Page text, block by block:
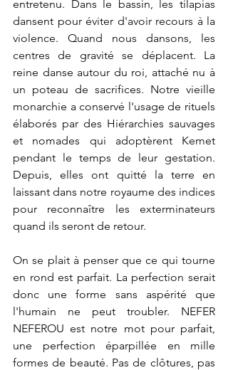
entretenu. Dans le bassin, les tilapias
dansent pour éviter d'avoir recours à la
violence. Quand nous dansons, les
centres de gravité se déplacent. La
reine danse autour du roi, attaché nu à
un poteau de sacrifices. Notre vieille
monarchie a conservé l'usage de rituels
élaborés par des Hiérarchies sauvages
et nomades qui adoptèrent Kemet
pendant le temps de leur gestation.
Depuis, elles ont quitté la terre en
laissant dans notre royaume des indices
pour reconnaître les exterminateurs
quand ils seront de retour.
On se plait à penser que ce qui tourne
en rond est parfait. La perfection serait
donc une forme sans aspérité que
l'humain ne peut troubler. NEFER
NEFEROU est notre mot pour parfait,
une perfection éparpillée en mille
formes de beauté. Pas de clôtures, pas